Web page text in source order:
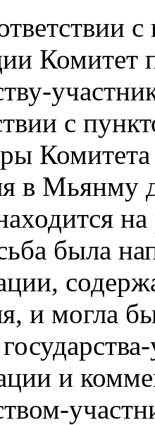
Комитет
с
в Мьянму
была
и могла
и